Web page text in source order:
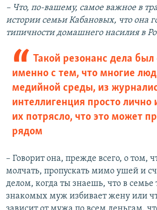
– Что, по-вашему, самое важное в
истории семьи Кабановых, что она
типичности домашнего насилия в
Такой резонанс дела был
именно с тем, что многие
медийной среды, из
интеллигенция просто лично
их потрясло, что это может
рядом
– Говорит она, прежде всего, о том,
молчать, пропускать мимо ушей и
делом, когда ты знаешь, что в семье
знакомых муж избивает жену или